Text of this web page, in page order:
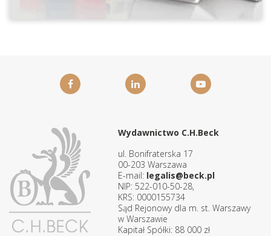
Wydawnictwo C.H.Beck
ul. Bonifraterska 17
00-203 Warszawa
E-mail: legalis@beck.pl
NIP: 522-010-50-28,
KRS: 0000155734
Sąd Rejonowy dla m. st. Warszawy
w Warszawie
Kapitał Spółki: 88 000 zł